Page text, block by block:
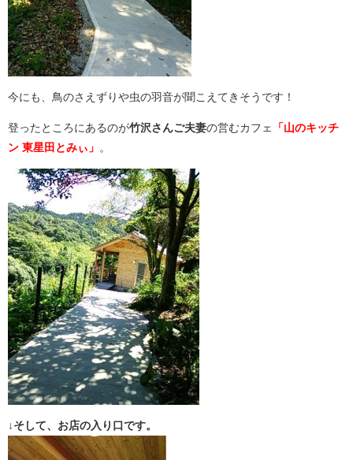
今にも、鳥のさえずりや虫の羽音が聞こえてきそうです！
登ったところにあるのが竹沢さんご夫妻の営むカフェ
「山のキッチ
ン 東星田とみぃ」
。
↓そして、お店の入り口です。